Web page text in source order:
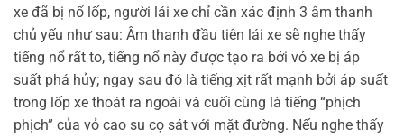
xe đã bị nổ lốp, người lái xe chỉ cần xác định 3 âm thanh
chủ yếu như sau: Âm thanh đầu tiên lái xe sẽ nghe thấy
tiếng nổ rất to, tiếng nổ này được tạo ra bởi vỏ xe bị áp
suất phá hủy; ngay sau đó là tiếng xịt rất mạnh bởi áp suất
trong lốp xe thoát ra ngoài và cuối cùng là tiếng “phịch
phịch” của vỏ cao su cọ sát với mặt đường. Nếu nghe thấy